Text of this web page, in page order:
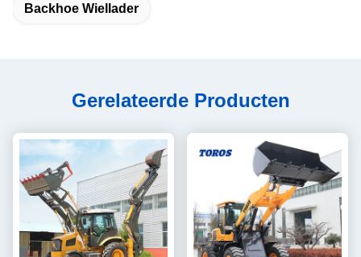
Backhoe Wiellader
Gerelateerde Producten